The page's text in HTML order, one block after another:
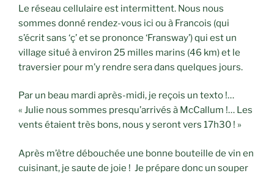
Le réseau cellulaire est intermittent. Nous nous
sommes donné rendez-vous ici ou à Francois (qui
s’écrit sans ‘ç’ et se prononce ‘Fransway’) qui est un
village situé à environ 25 milles marins (46 km) et le
traversier pour m’y rendre sera dans quelques jours.
Par un beau mardi après-midi, je reçois un texto !…
« Julie nous sommes presqu’arrivés à McCallum !… Les
vents étaient très bons, nous y seront vers 17h30 ! »
Après m’être débouchée une bonne bouteille de vin en
cuisinant, je saute de joie ! Je prépare donc un souper